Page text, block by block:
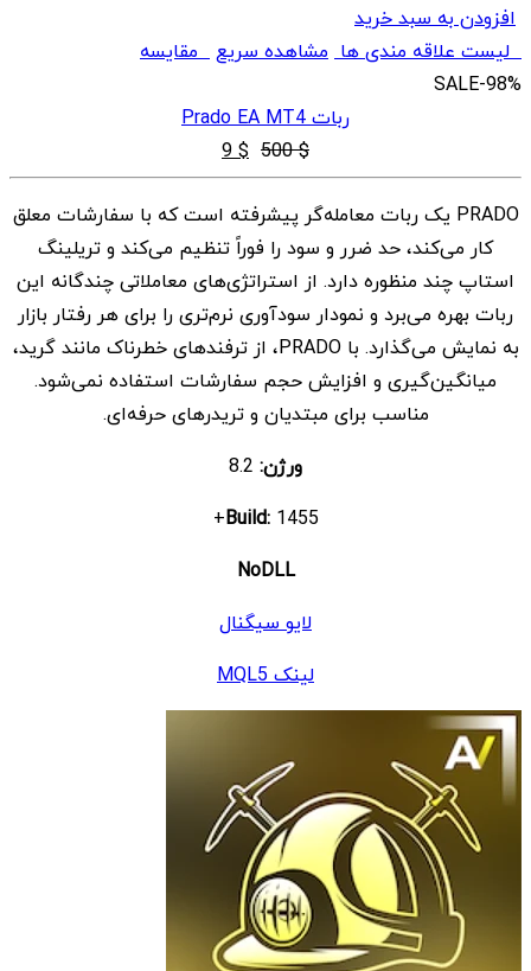
افزودن به سبد خرید
لیست علاقه مندی ها مشاهده سریعمقایسه
SALE-98%
ربات Prado EA MT4
$
500
قیمت
اصلی
$ 500
بود.
$
9 قیمت
فعلی
$ 9
است.
PRADO یک ربات معامله‌گر پیشرفته است که با سفارشات معلق
کار می‌کند، حد ضرر و سود را فوراً تنظیم می‌کند و تریلینگ
استاپ چند منظوره دارد. از استراتژی‌های معاملاتی چندگانه این
ربات بهره می‌برد و نمودار سودآوری نرم‌تری را برای هر رفتار بازار
به نمایش می‌گذارد. با PRADO، از ترفندهای خطرناک مانند گرید،
میانگین‌گیری و افزایش حجم سفارشات استفاده نمی‌شود.
مناسب برای مبتدیان و تریدرهای حرفه‌ای.
ورژن:
Build:1455+
NoDLL
لایو سیگنال
لینک MQL5